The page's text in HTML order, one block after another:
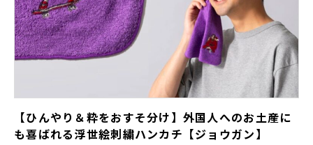
【ひんやり＆粋をおすそ分け】外国人へのお土産に
も喜ばれる浮世絵刺繍ハンカチ【ジョウガン】